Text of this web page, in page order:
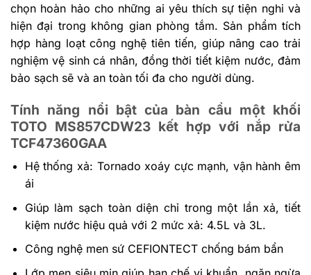
chọn hoàn hảo cho những ai yêu thích sự tiện nghi và
hiện đại trong không gian phòng tắm. Sản phẩm tích
hợp hàng loạt công nghệ tiên tiến, giúp nâng cao trải
nghiệm vệ sinh cá nhân, đồng thời tiết kiệm nước, đảm
bảo sạch sẽ và an toàn tối đa cho người dùng.
Tính năng nổi bật của bàn cầu một khối
TOTO MS857CDW23 kết hợp với nắp rửa
TCF47360GAA
Hệ thống xả: Tornado xoáy cực mạnh, vận hành êm
ái
Giúp làm sạch toàn diện chỉ trong một lần xả, tiết
kiệm nước hiệu quả với 2 mức xả: 4.5L và 3L.
Công nghệ men sứ CEFIONTECT chống bám bẩn